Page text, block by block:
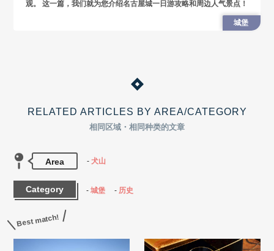
观。 这一篇，我们就为您介绍名古屋城一日游攻略和周边人气景点！
城堡
RELATED ARTICLES BY AREA/CATEGORY
相同区域・相同种类的文章
Area 犬山
Category 城堡 历史
Best match!